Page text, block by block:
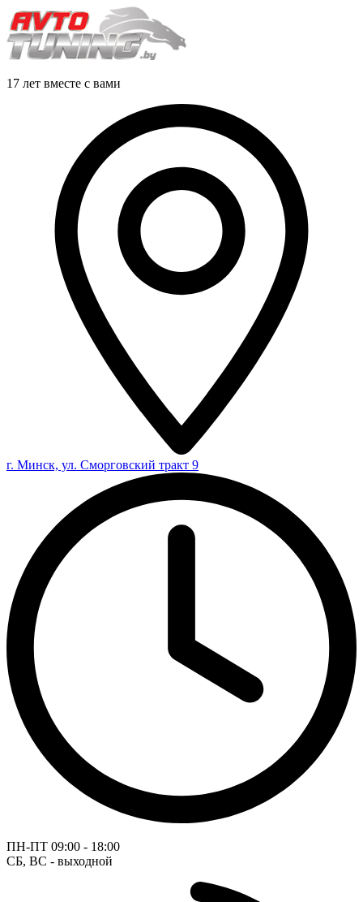
17 лет вместе с вами
г. Минск, ул. Сморговский тракт 9
ПН-ПТ 09:00 - 18:00
СБ, ВС - выходной